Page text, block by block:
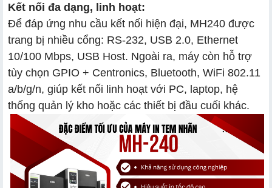
Kết nối đa dạng, linh hoạt:
Để đáp ứng nhu cầu kết nối hiện đại, MH240 được
trang bị nhiều cổng: RS-232, USB 2.0, Ethernet
10/100 Mbps, USB Host. Ngoài ra, máy còn hỗ trợ
tùy chọn GPIO + Centronics, Bluetooth, WiFi 802.11
a/b/g/n, giúp kết nối linh hoạt với PC, laptop, hệ
thống quản lý kho hoặc các thiết bị đầu cuối khác.